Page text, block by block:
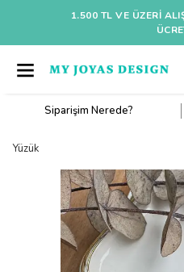
1.500 TL VE ÜZERI
Siparişim Nerede?
Yüzük